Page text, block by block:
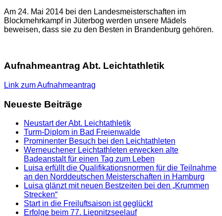
Am 24. Mai 2014 bei den Landesmeisterschaften im
Blockmehrkampf in Jüterbog werden unsere Mädels
beweisen, dass sie zu den Besten in Brandenburg gehören.
Aufnahmeantrag Abt. Leichtathletik
Link zum Aufnahmeantrag
Neueste Beiträge
Neustart der Abt. Leichtathletik
Turm-Diplom in Bad Freienwalde
Prominenter Besuch bei den Leichtathleten
Werneuchener Leichtathleten erwecken alte
Badeanstalt für einen Tag zum Leben
Luisa erfüllt die Qualifikationsnormen für die Teilnahme
an den Norddeutschen Meisterschaften in Hamburg
Luisa glänzt mit neuen Bestzeiten bei den „Krummen
Strecken“
Start in die Freiluftsaison ist geglückt
Erfolge beim 77. Liepnitzseelauf